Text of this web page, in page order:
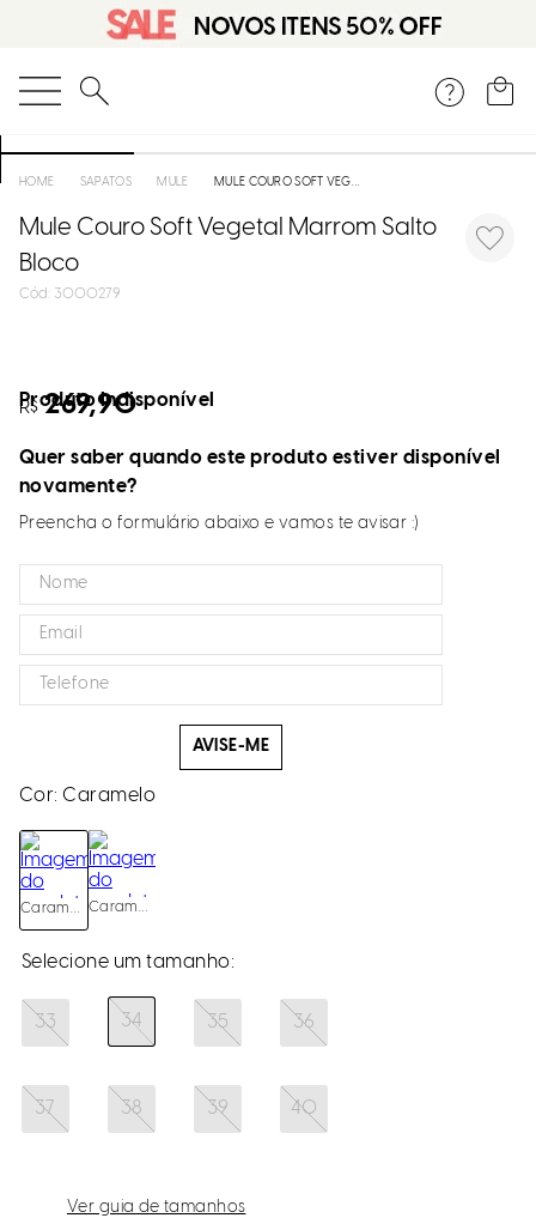
O que você está procurando?
SAPATOS MULE MULE COURO SOFT VEGETAL MARROM SALTO BLOCO
Mule Couro Soft Vegetal Marrom Salto
Bloco
: 3000279
R$ 269,90
Produto indisponível
Quer saber quando este produto estiver disponível
novamente?
Preencha o formulário abaixo e vamos te avisar :)
AVISE-ME
Cor:Caramelo
Caramelo Caramelo
33 34 35 36
37 38 39 40
Ver guia de tamanhos